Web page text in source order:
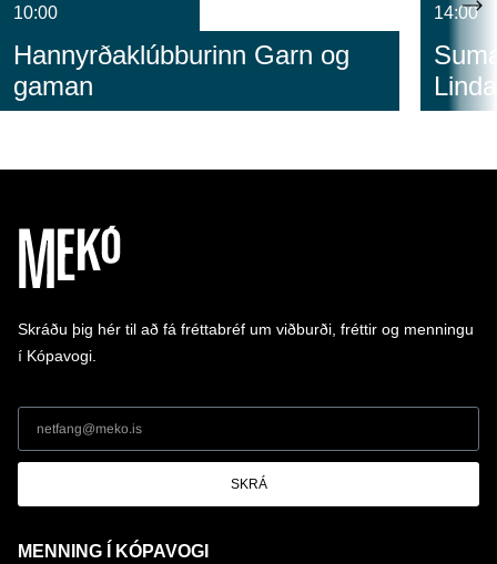
10:00
Hannyrðaklúbburinn Garn og
gaman
14:00
Skráðu þig hér til að fá fréttabréf um viðburði, fréttir og menningu
í Kópavogi.
SKRÁ
MENNING Í KÓPAVOGI